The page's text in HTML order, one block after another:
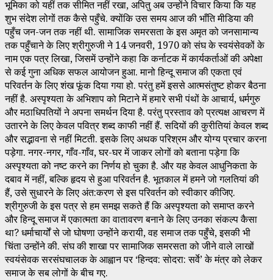
भूमिका को यहीं तक सीमित नहीं रखा, अपितु अब उन्होंने विचार किया कि यह
शुभ संदेश लोगों तक कैसे पहुँचे. क्योंकि उस समय आज की भाँति मीडिया की
पहुँच जन-जन तक नहीं थी. सामाजिक समरसता के इस अमृत को जनसामान्य
तक पहुँचाने के लिए श्रीगुरुजी ने 14 जनवरी, 1970 को संघ के स्वयंसेवकों के
नाम एक पत्र लिखा, जिसमें उन्होंने कहा कि कर्नाटक में कार्यकर्ताओं की अपेक्षा
से कई गुना अधिक सफल आयोजन हुआ. मानो हिन्दू समाज की एकता एवं
परिवर्तन के लिए शंख फूंक दिया गया हो. परंतु हमें इससे आत्मसंतुष्ट होकर बैठना
नहीं है. अस्पृश्यता के अभिशाप को मिटाने में हमारे सभी पंथों के आचार्य, धर्मगुरु
और मठाधिपतियों ने अपना समर्थन दिया है. परंतु प्रस्ताव को प्रत्यक्ष आचरण में
उतारने के लिए केवल पवित्र शब्द काफी नहीं हैं. सदियों की कुरीतियां केवल शब्द
और सद्भावना से नहीं मिटती. इसके लिए अथक परिश्रम और योग्य प्रचार करना
पड़ेगा. नगर-नगर, गाँव-गाँव, घर-घर में जाकर लोगों को बताना पड़ेगा कि
अस्पृश्यता को नष्ट करने का निर्णय हो चुका है. और यह केवल आधुनिकता के
दबाव में नहीं, बल्कि हृदय से हुआ परिवर्तन है. भूतकाल में हमने जो गलतियां की
हैं, उसे सुधारने के लिए अंत:करण से इस परिवर्तन को स्वीकार कीजिए.
श्रीगुरुजी के इस पत्र से हम समझ सकते हैं कि अस्पृश्यता को समाप्त करने
और हिन्दू समाज में एकात्मता का वातावरण बनाने के लिए उनका संकल्प कैसा
था? धर्माचार्यों से जो घोषणा उन्होंने करायी, वह समाज तक पहुँचे, इसकी भी
चिंता उन्होंने की. संघ की शाखा पर सामाजिक समरसता को जीने वाले लाखों
स्वयंसेवक सरसंघचालक के आह्वान पर ‘हिन्दव: सोदरा: सर्वे’ के मंत्र को लेकर
समाज के सब लोगों के बीच गए.